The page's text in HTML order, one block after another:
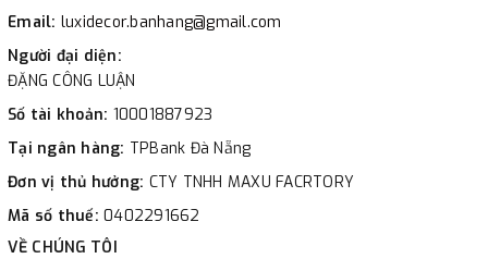
Email: luxidecor.banhang@gmail.com
Người đại diện:
ĐẶNG CÔNG LUẬN
Số tài khoản: 10001887923
Tại ngân hàng: TPBank Đà Nẵng
Đơn vị thủ hưởng: CTY TNHH MAXU FACRTORY
Mã số thuế: 0402291662
VỀ CHÚNG TÔI